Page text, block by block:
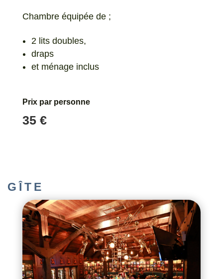
Chambre équipée de ;
2 lits doubles,
draps
et ménage inclus
Prix par personne
35 €
GÎTE